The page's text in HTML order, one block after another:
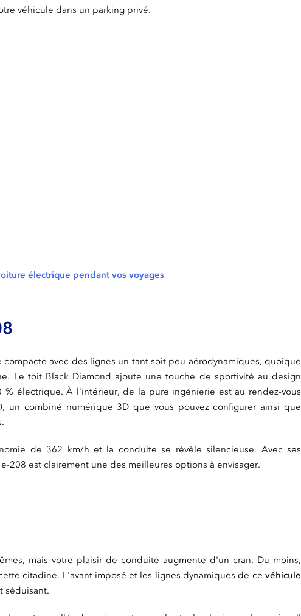
véhicule dans un parking privé.
électrique pendant vos voyages
compacte avec des lignes un tant soit peu aérodynamiques, quoique
Le toit Black Diamond ajoute une touche de sportivité au design
% électrique. À l'intérieur, de la pure ingénierie est au rendez-vous
un combiné numérique 3D que vous pouvez configurer ainsi que
de 362 km/h et la conduite se révèle silencieuse. Avec ses
208 est clairement une des meilleures options à envisager.
mais votre plaisir de conduite augmente d'un cran. Du moins,
citadine. L'avant imposé et les lignes dynamiques de ce véhicule
séduisant.